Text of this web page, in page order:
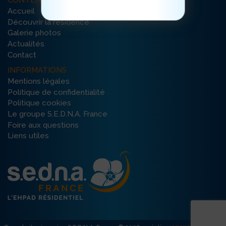
Accueil
Découvrir la résidence
Galerie photos
Actualités
Contact
INFORMATIONS
Mentions légales
Politique de confidentialité
Politique cookies
Le groupe S.E.D.N.A. France
Foire aux questions
Liens utiles